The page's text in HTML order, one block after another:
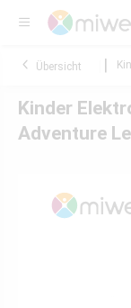
Übersicht
Kinder
Adventure